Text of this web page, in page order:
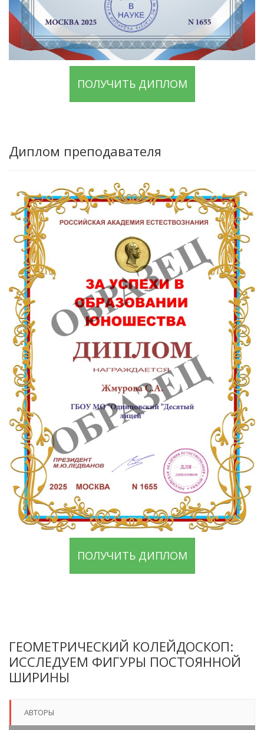
ПОЛУЧИТЬ ДИПЛОМ
Диплом преподавателя
ПОЛУЧИТЬ ДИПЛОМ
ГЕОМЕТРИЧЕСКИЙ КОЛЕЙДОСКОП:
ИССЛЕДУЕМ ФИГУРЫ ПОСТОЯННОЙ
ШИРИНЫ
АВТОРЫ